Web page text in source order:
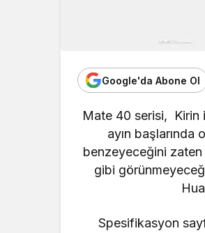
Google'da Abone Ol
Mate 40 serisi, Kirin
ayın başlarında
benzeyeceğini zaten
gibi
Spesifikasyon